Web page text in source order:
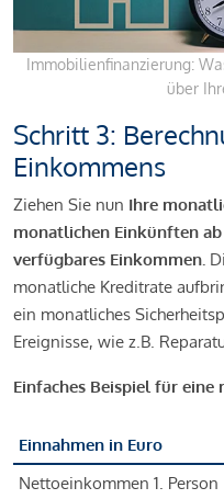
Immobilienfinanzierung:
über
Schritt 3:
Einkommens
Ziehen Sie nun Ihre
monatlichen Einkünften
verfügbares Einkommen.
monatliche Kreditrate
ein monatliches
Ereignisse, wie z.B.
Einfaches Beispiel für
Einnahmen in Euro
Nettoeinkommen 1. Person